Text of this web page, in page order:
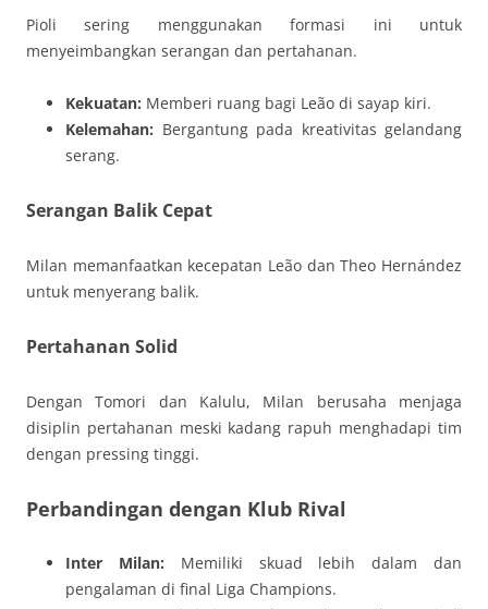
Pioli sering menggunakan formasi ini untuk
menyeimbangkan serangan dan pertahanan.
Kekuatan: Memberi ruang bagi Leão di sayap kiri.
Kelemahan: Bergantung pada kreativitas gelandang
serang.
Serangan Balik Cepat
Milan memanfaatkan kecepatan Leão dan Theo Hernández
untuk menyerang balik.
Pertahanan Solid
Dengan Tomori dan Kalulu, Milan berusaha menjaga
disiplin pertahanan meski kadang rapuh menghadapi tim
dengan pressing tinggi.
Perbandingan dengan Klub Rival
Inter Milan: Memiliki skuad lebih dalam dan
pengalaman di final Liga Champions.